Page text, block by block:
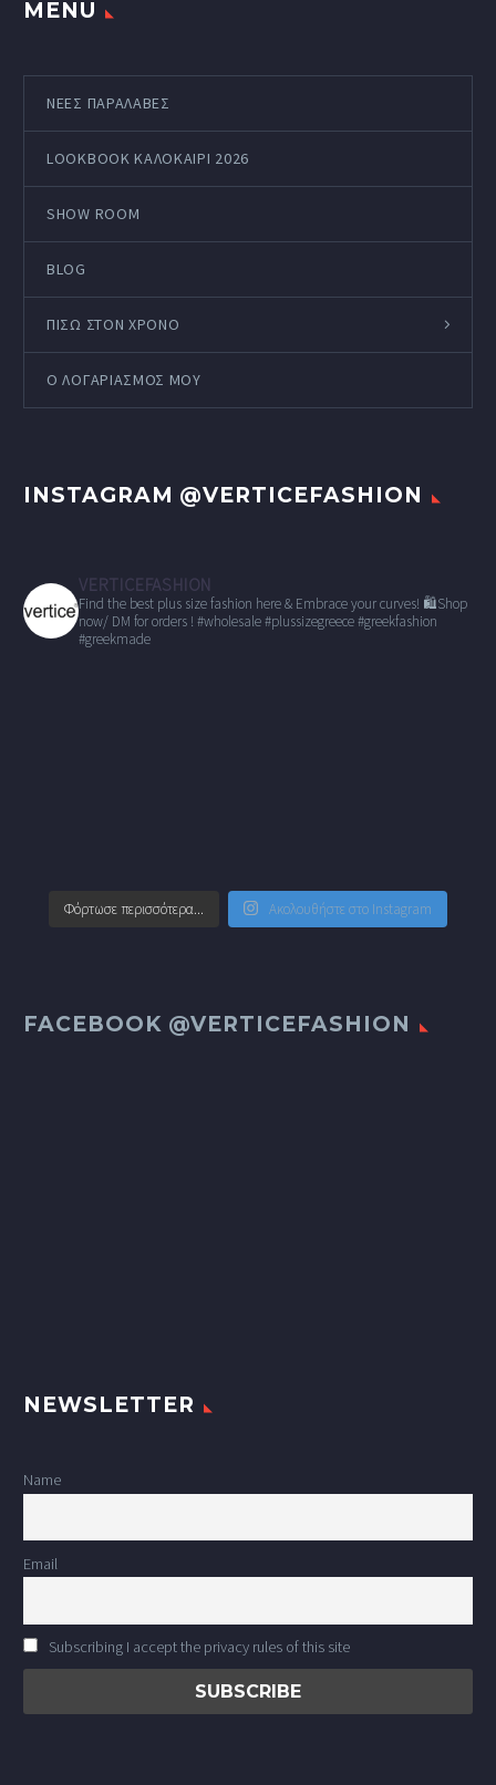
MENU
ΝΕΕΣ ΠΑΡΑΛΑΒΕΣ
LOOKBOOK ΚΑΛΟΚΑΊΡΙ 2026
SHOW ROOM
BLOG
ΠΙΣΩ ΣΤΟΝ ΧΡΟΝΟ
Ο ΛΟΓΑΡΙΑΣΜΌΣ ΜΟΥ
INSTAGRAM @VERTICEFASHION
VERTICEFASHION
Find the best plus size fashion here & Embrace your curves! 🛍Shop
now/ DM for orders ! #wholesale#plussizegreece #greekfashion
#greekmade
Φόρτωσε περισσότερα... Ακολουθήστε στο Instagram
FACEBOOK @VERTICEFASHION
NEWSLETTER
Name
Email
Subscribing I accept the privacy rules of this site